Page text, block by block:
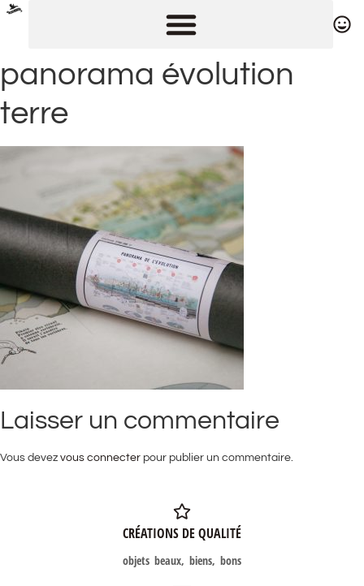
panorama évolution
terre
Laisser un commentaire
Vous devez vous connecter pour publier un commentaire.
CRÉATIONS DE QUALITÉ
objets beaux, biens, bons